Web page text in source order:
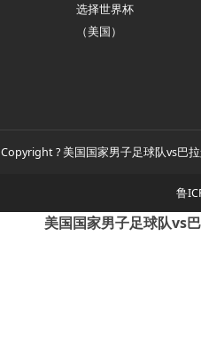
选择世界杯
（美国）
Copyright ? 美国国家男子足球队vs巴
鲁
美国国家男子足球队vs